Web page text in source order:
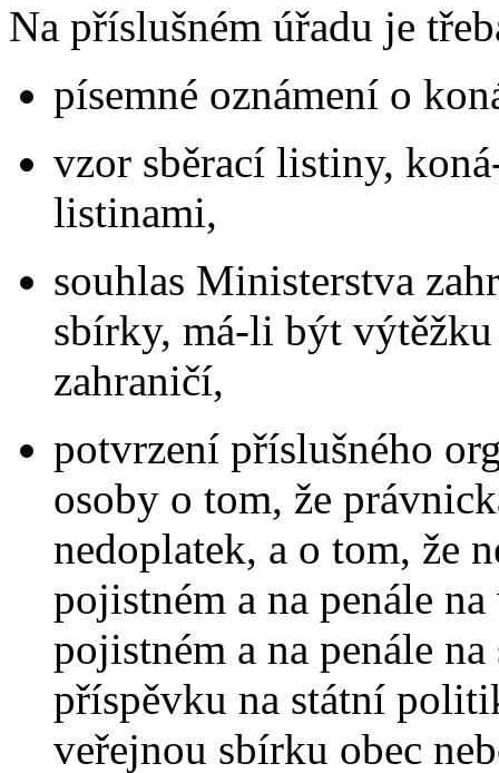
Na příslušném úřadu je
písemné oznámení o
vzor sběrací listiny,
listinami,
souhlas Ministerstva
sbírky, má-li být
zahraničí,
potvrzení příslušného
osoby o tom, že
nedoplatek, a o tom, že
pojistném a na penále
pojistném a na penále
příspěvku na státní
veřejnou sbírku obec